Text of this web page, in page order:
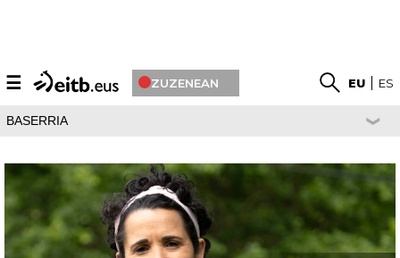
☰ ZUZENEAN EU ES
BASERRIA